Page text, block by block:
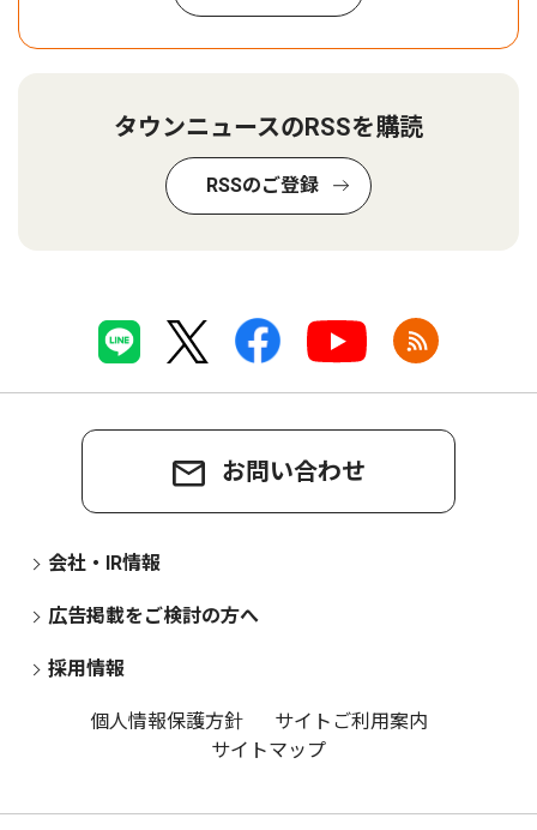
タウンニュースのRSSを購読
RSSのご登録
お問い合わせ
会社・IR情報
広告掲載をご検討の方へ
採用情報
個人情報保護方針
サイトご利用案内
サイトマップ